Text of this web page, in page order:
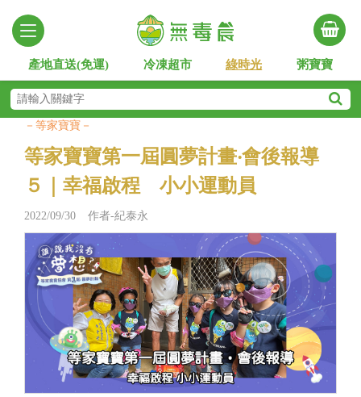
產地直送(免運) 冷凍超市 綠時光 粥寶寶
－等家寶寶－
等家寶寶第一屆圓夢計畫‧會後報導
５｜幸福啟程 小小運動員
2022/09/30 作者-紀泰永